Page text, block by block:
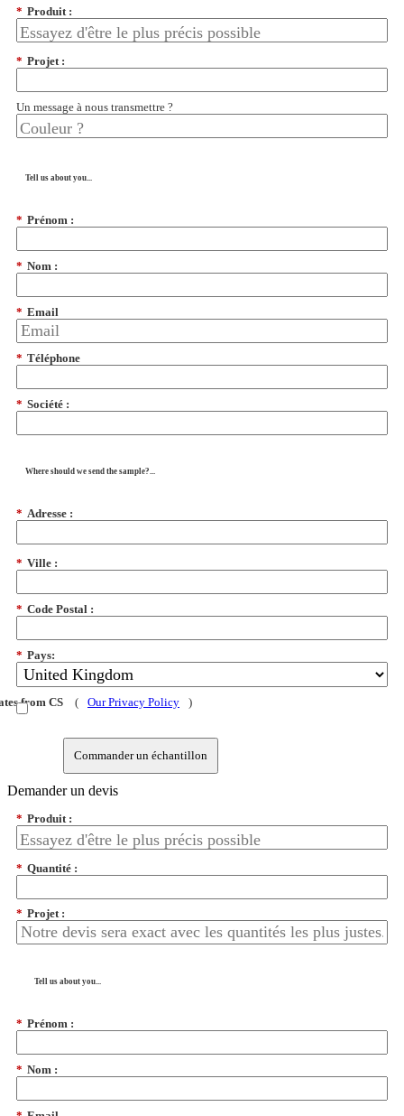
* Produit :
* Projet :
Un message à nous transmettre ?
Tell us about you...
* Prénom :
* Nom :
* Email
* Téléphone
* Société :
Where should we send the sample?...
* Adresse :
* Ville :
* Code Postal :
* Pays:
from CS ( Our Privacy Policy )
Commander un échantillon
Demander un devis
* Produit :
* Quantité :
* Projet :
Tell us about you...
* Prénom :
* Nom :